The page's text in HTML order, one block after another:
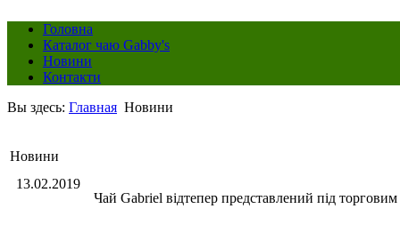
Головна
Каталог чаю Gabby's
Новини
Контакти
Вы здесь: Главная Новини
Новини
13.02.2019
Чай Gabriel відтепер представлений під